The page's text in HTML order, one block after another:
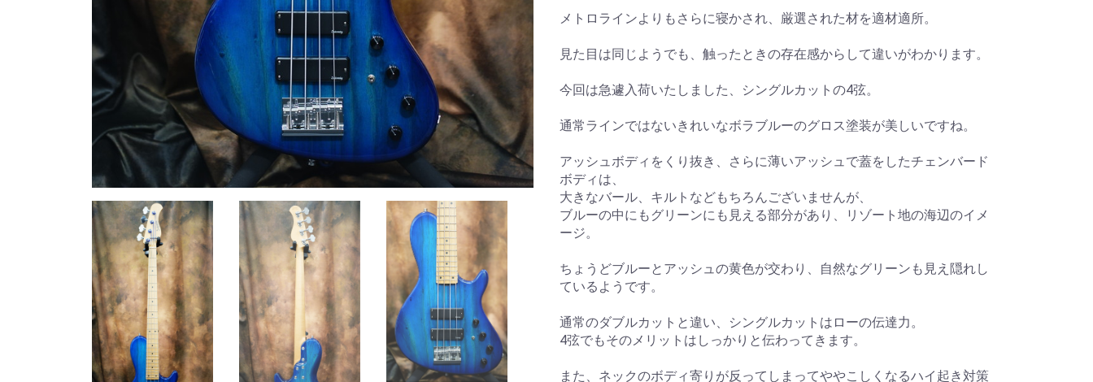
メトロラインよりもさらに寝かされ、厳選された材を適材適所。
見た目は同じようでも、触ったときの存在感からして違いがわかります。
今回は急遽入荷いたしました、シングルカットの4弦。
通常ラインではないきれいなボラブルーのグロス塗装が美しいですね。
アッシュボディをくり抜き、さらに薄いアッシュで蓋をしたチェンバード
ボディは、
大きなバール、キルトなどもちろんございませんが、
ブルーの中にもグリーンにも見える部分があり、リゾート地の海辺のイメ
ージ。
ちょうどブルーとアッシュの黄色が交わり、自然なグリーンも見え隠れし
ているようです。
通常のダブルカットと違い、シングルカットはローの伝達力。
4弦でもそのメリットはしっかりと伝わってきます。
また、ネックのボディ寄りが反ってしまってややこしくなるハイ起き対策